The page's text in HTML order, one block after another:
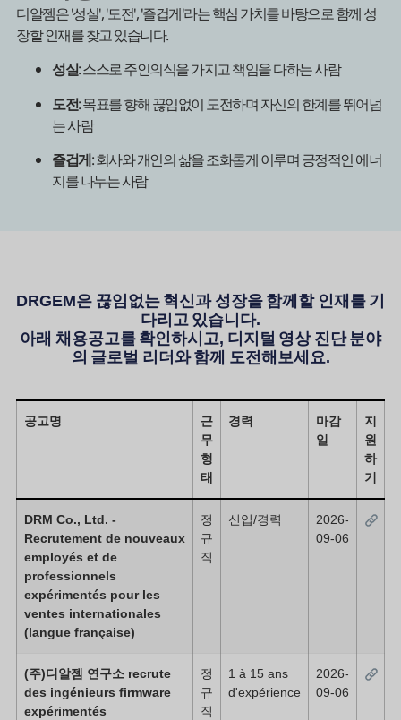
디알젬은 '성실', '도전', '즐겁게'라는 핵심 가치를 바탕으로 함께 성
장할 인재를 찾고 있습니다.
성실: 스스로 주인의식을 가지고 책임을 다하는 사람
도전: 목표를 향해 끊임없이 도전하며 자신의 한계를 뛰어넘
는 사람
즐겁게: 회사와 개인의 삶을 조화롭게 이루며 긍정적인 에너
지를 나누는 사람
DRGEM은 끊임없는 혁신과 성장을 함께할 인재를 기
다리고 있습니다.
아래 채용공고를 확인하시고, 디지털 영상 진단 분야
의 글로벌 리더와 함께 도전해보세요.
공고명
근
무
형
태
경력
마감
일
지
원
하
기
DRM Co., Ltd. -
Recrutement de nouveaux
employés et de
professionnels
expérimentés pour les
ventes internationales
(langue française)
정
규
직
신입/경력
2026-
09-06
(주)디알젬 연구소 recrute
des ingénieurs firmware
expérimentés
정
규
직
1 à 15 ans
d'expérience
2026-
09-06